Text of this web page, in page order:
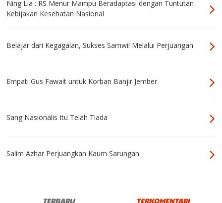
Ning Lia : RS Menur Mampu Beradaptasi dengan Tuntutan
Kebijakan Kesehatan Nasional
Belajar dari Kegagalan, Sukses Samwil Melalui Perjuangan
Empati Gus Fawait untuk Korban Banjir Jember
Sang Nasionalis Itu Telah Tiada
Salim Azhar Perjuangkan Kaum Sarungan
TERBARU TERKOMENTARI